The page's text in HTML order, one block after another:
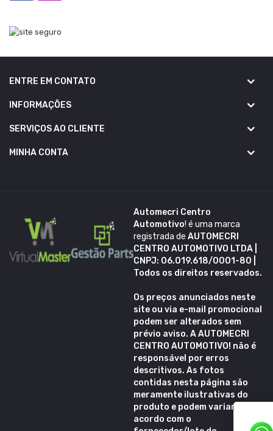
ENTRE EM CONTATO
INFORMAÇÕES
SERVIÇOS AO CLIENTE
MINHA CONTA
Automecri Centro
Automotivo! é uma marca
registrada deAUTOMECRI
CENTRO AUTOMOTIVO LTDA |
CNPJ: 06.019.618/0001-80 |
Todos os direitos reservados.
Os preços anunciados neste
site ou via e-mail promocional
podem ser alterados sem
prévio aviso. AAUTOMECRI
CENTRO AUTOMOTIVO! não é
responsável por erros
descritivos. As fotos
contidas nesta página são
meramente ilustrativas do
produto e podem variar de
acordo com o